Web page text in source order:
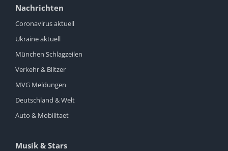
Nachrichten
Coronavirus aktuell
Ukraine aktuell
München Schlagzeilen
Verkehr & Blitzer
MVG Meldungen
Deutschland & Welt
Auto & Mobilitaet
Musik & Stars